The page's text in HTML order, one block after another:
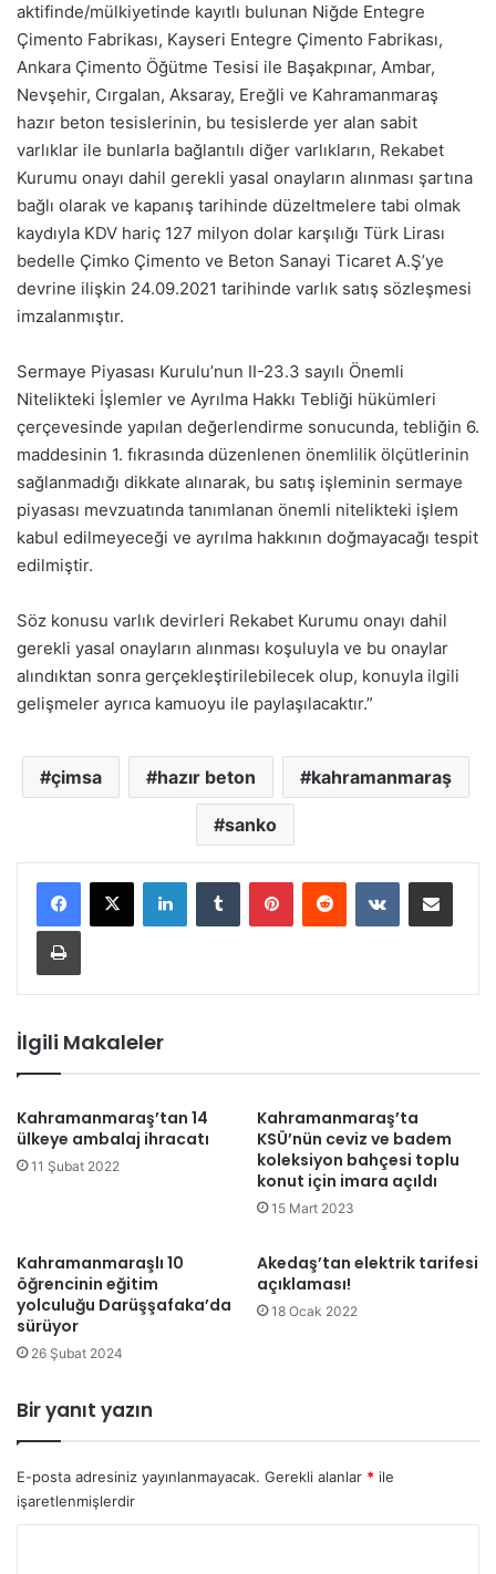
aktifinde/mülkiyetinde kayıtlı bulunan Niğde Entegre
Çimento Fabrikası, Kayseri Entegre Çimento Fabrikası,
Ankara Çimento Öğütme Tesisi ile Başakpınar, Ambar,
Nevşehir, Cırgalan, Aksaray, Ereğli ve Kahramanmaraş
hazır beton tesislerinin, bu tesislerde yer alan sabit
varlıklar ile bunlarla bağlantılı diğer varlıkların, Rekabet
Kurumu onayı dahil gerekli yasal onayların alınması şartına
bağlı olarak ve kapanış tarihinde düzeltmelere tabi olmak
kaydıyla KDV hariç 127 milyon dolar karşılığı Türk Lirası
bedelle Çimko Çimento ve Beton Sanayi Ticaret A.Ş’ye
devrine ilişkin 24.09.2021 tarihinde varlık satış sözleşmesi
imzalanmıştır.
Sermaye Piyasası Kurulu’nun II-23.3 sayılı Önemli
Nitelikteki İşlemler ve Ayrılma Hakkı Tebliği hükümleri
çerçevesinde yapılan değerlendirme sonucunda, tebliğin 6.
maddesinin 1. fıkrasında düzenlenen önemlilik ölçütlerinin
sağlanmadığı dikkate alınarak, bu satış işleminin sermaye
piyasası mevzuatında tanımlanan önemli nitelikteki işlem
kabul edilmeyeceği ve ayrılma hakkının doğmayacağı tespit
edilmiştir.
Söz konusu varlık devirleri Rekabet Kurumu onayı dahil
gerekli yasal onayların alınması koşuluyla ve bu onaylar
alındıktan sonra gerçekleştirilebilecek olup, konuyla ilgili
gelişmeler ayrıca kamuoyu ile paylaşılacaktır.”
çimsa hazır beton kahramanmaraş
sanko
LinkedInTumblr PinterestReddit VKontakteE-Posta ile paylaş
Yazdır
İlgili Makaleler
Kahramanmaraş’tan 14
ülkeye ambalaj ihracatı
11 Şubat 2022
Kahramanmaraş’ta
KSÜ’nün ceviz ve badem
koleksiyon bahçesi toplu
konut için imara açıldı
15 Mart 2023
Kahramanmaraşlı 10
öğrencinin eğitim
yolculuğu Darüşşafaka’da
sürüyor
26 Şubat 2024
Akedaş’tan elektrik tarifesi
açıklaması!
18 Ocak 2022
Bir yanıt yazın
E-posta adresiniz yayınlanmayacak. Gerekli alanlar * ile
işaretlenmişlerdir